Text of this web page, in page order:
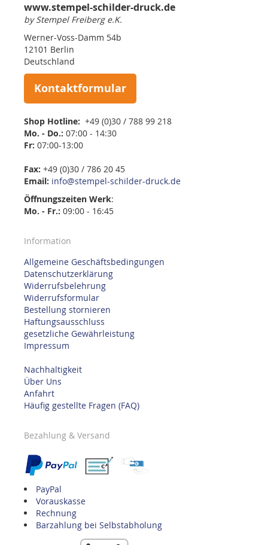
www.stempel-schilder-druck.de
by Stempel Freiberg e.K.
Werner-Voss-Damm 54b
12101 Berlin
Deutschland
Kontaktformular
Shop Hotline: +49 (0)30 / 788 99 218
Mo. - Do.: 07:00 - 14:30
Fr: 07:00-13:00
Fax: +49 (0)30 / 786 20 45
Email: info@stempel-schilder-druck.de
Öffnungszeiten Werk:
Mo. - Fr.: 09:00 - 16:45
Information
Allgemeine Geschäftsbedingungen
Datenschutzerklärung
Widerrufsbelehrung
Widerrufsformular
Bestellung stornieren
Haftungsausschluss
gesetzliche Gewährleistung
Impressum
Nachhaltigkeit
Über Uns
Anfahrt
Häufig gestellte Fragen (FAQ)
Bezahlung & Versand
PayPal
Vorauskasse
Rechnung
Barzahlung bei Selbstabholung